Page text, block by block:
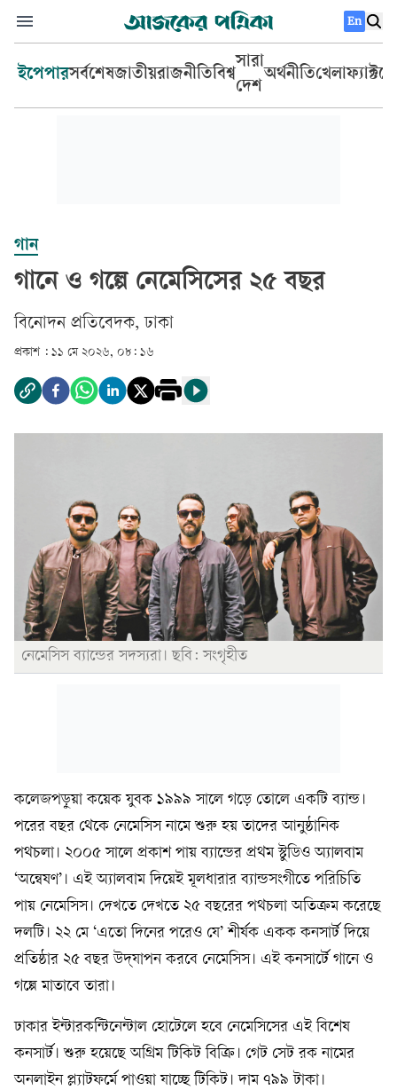
En
ইপেপারসর্বশেষজাতীয়রাজনীতিবিশ্ব
সারা
দেশ
অর্থনীতিখেলা
গান
গানে ও গল্পে নেমেসিসের ২৫ বছর
বিনোদন প্রতিবেদক, ঢাকা
প্রকাশ : ১১ মে ২০২৬, ০৮: ১৬
নেমেসিস ব্যান্ডের সদস্যরা। ছবি: সংগৃহীত
কলেজপড়ুয়া কয়েক যুবক ১৯৯৯ সালে গড়ে তোলে একটি ব্যান্ড।
পরের বছর থেকে নেমেসিস নামে শুরু হয় তাদের আনুষ্ঠানিক
পথচলা। ২০০৫ সালে প্রকাশ পায় ব্যান্ডের প্রথম স্টুডিও অ্যালবাম
‘অন্বেষণ’। এই অ্যালবাম দিয়েই মূলধারার ব্যান্ডসংগীতে পরিচিতি
পায় নেমেসিস। দেখতে দেখতে ২৫ বছরের পথচলা অতিক্রম করেছে
দলটি। ২২ মে ‘এতো দিনের পরেও যে’ শীর্ষক একক কনসার্ট দিয়ে
প্রতিষ্ঠার ২৫ বছর উদ্‌যাপন করবে নেমেসিস। এই কনসার্টে গানে ও
গল্পে মাতাবে তারা।
ঢাকার ইন্টারকন্টিনেন্টাল হোটেলে হবে নেমেসিসের এই বিশেষ
কনসার্ট। শুরু হয়েছে অগ্রিম টিকিট বিক্রি। গেট সেট রক নামের
অনলাইন প্ল্যাটফর্মে পাওয়া যাচ্ছে টিকিট। দাম ৭৯৯ টাকা।